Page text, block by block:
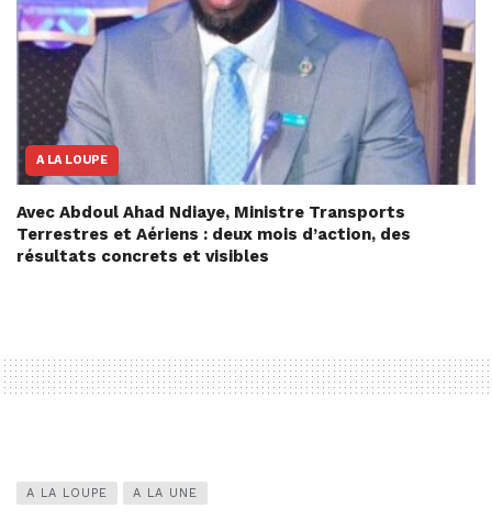
A LA LOUPE
Avec Abdoul Ahad Ndiaye, Ministre Transports
Terrestres et Aériens : deux mois d’action, des
résultats concrets et visibles
A LA LOUPE A LA UNE